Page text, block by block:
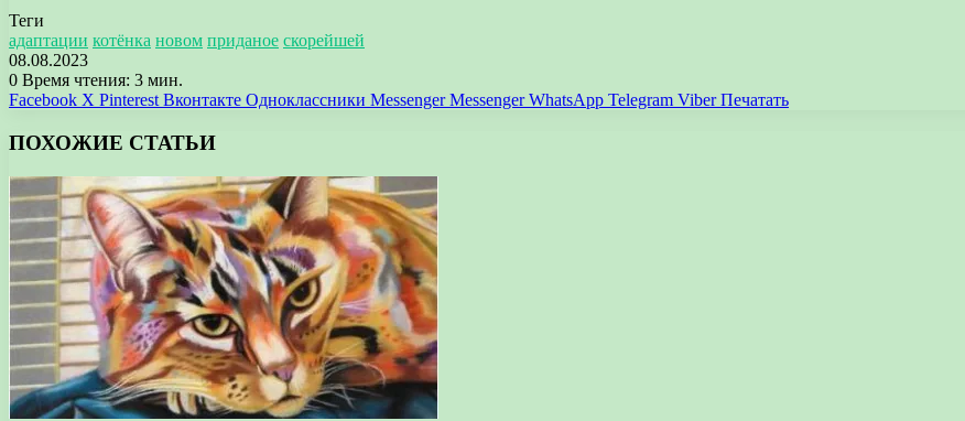
Теги
адаптации котёнка новом приданое скорейшей
08.08.2023
0 Время чтения: 3 мин.
Facebook X Pinterest Вконтакте Одноклассники Messenger Messenger WhatsApp Telegram Viber Печатать
ПОХОЖИЕ СТАТЬИ